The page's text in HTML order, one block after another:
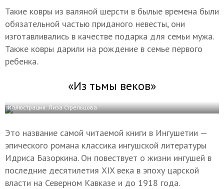
Такие ковры из валяной шерсти в былые времена были
обязательной частью приданого невесты, они
изготавливались в качестве подарка для семьи мужа.
Также ковры дарили на рождение в семье первого
ребенка.
«Из тьмы веков»
Иллюстрация: Лиза Стрельцова
Это название самой читаемой книги в Ингушетии —
эпического романа классика ингушской литературы
Идриса Базоркина. Он повествует о жизни ингушей в
последние десятилетия XIX века в эпоху царской
власти на Северном Кавказе и до 1918 года.